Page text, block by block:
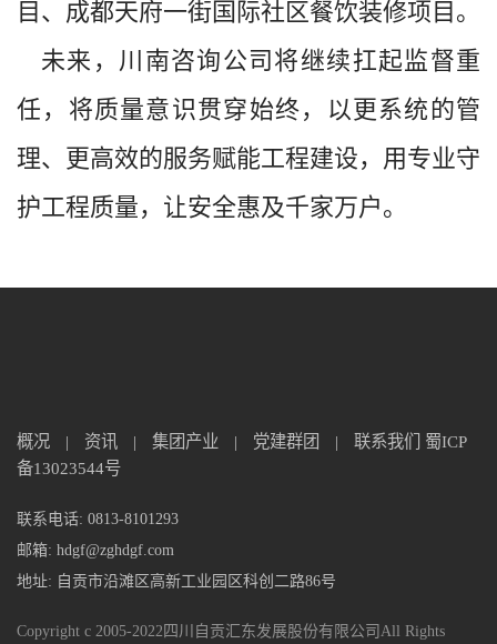
目、成都天府一街国际社区餐饮装修项目。
未来，川南咨询公司将继续扛起监督重
任，将质量意识贯穿始终，以更系统的管
理、更高效的服务赋能工程建设，用专业守
护工程质量，让安全惠及千家万户。
概况 | 资讯 | 集团产业 | 党建群团 | 联系我们
蜀ICP
备13023544号
联系电话: 0813-8101293
邮箱: hdgf@zghdgf.com
地址: 自贡市沿滩区高新工业园区科创二路86号
Copyright c 2005-2022四川自贡汇东发展股份有限公司All Rights